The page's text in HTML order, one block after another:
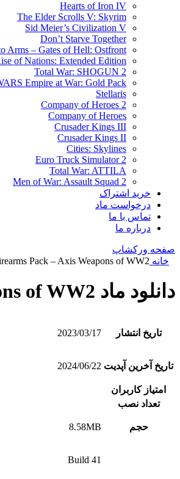
Hearts of Iron IV
The Elder Scrolls V: Skyrim
Sid Meier’s Civilization V
Don’t Starve Together
Arms – Gates of Hell: Ostfront
of Nations: Extended Edition
Total War: SHOGUN 2
Empire at War: Gold Pack
Stellaris
Company of Heroes 2
Company of Heroes
Crusader Kings III
Crusader Kings II
Cities: Skylines
Euro Truck Simulator 2
Total War: ATTILA
Men of War: Assault Squad 2
خرید اشتراک
درخواست ماد
تماس با ما
درباره ما
صفحه ورکشاپ
خانه Pack – Axis Weapons of WW2
دانلود ماد Totally’s Historical Firearms Pack – Axis Weapons of WW2
تاریخ انتشار 2023/03/17
تاریخ آخرین آپدیت 2024/06/22
امتیاز کاربران
تعداد نصب
حجم 8.58MB
Build 41